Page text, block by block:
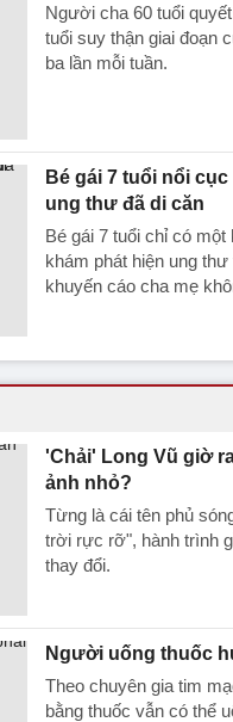
Người cha 60 tuổi
tuổi suy thận giai đoạn
ba lần mỗi tuần.
Bé gái 7 tuổi nổi
ung thư đã di căn
Bé gái 7 tuổi chỉ có
khám phát hiện ung
khuyến cáo cha mẹ
'Chải' Long Vũ giờ
ảnh nhỏ?
Từng là cái tên phủ
trời rực rỡ", hành trình
thay đổi.
Người uống thuốc
Theo chuyên gia tim
bằng thuốc vẫn có thể